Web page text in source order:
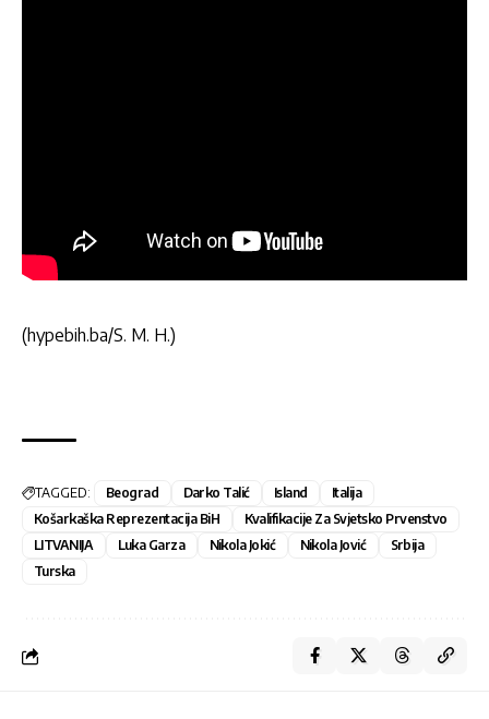
(hypebih.ba/S. M. H.)
TAGGED: Beograd Darko Talić Island
Italija
Košarkaška Reprezentacija BiH
Kvalifikacije Za Svjetsko Prvenstvo
LITVANIJA
Luka Garza Nikola Jokić Nikola Jović
Srbija
Turska